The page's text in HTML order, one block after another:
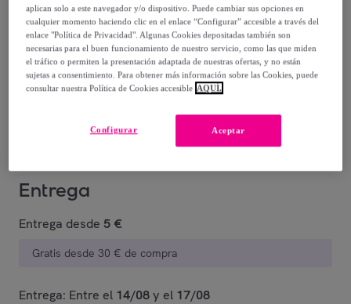
14,60 €
20,00 €
-27%
Entrega
Entrega desde 5 €
Gratis desde 30 € de compra
Entrega: Entre el 14/08y el 17/08
aplican solo a este navegador y/o dispositivo. Puede cambiar sus opciones en
cualquier momento haciendo clic en el enlace “Configurar” accesible a través del
enlace "Política de Privacidad". Algunas Cookies depositadas también son
necesarias para el buen funcionamiento de nuestro servicio, como las que miden
el tráfico o permiten la presentación adaptada de nuestras ofertas, y no están
sujetas a consentimiento. Para obtener más información sobre las Cookies, puede
consultar nuestra Política de Cookies accesible AQUÍ.
Aceptar
Configurar